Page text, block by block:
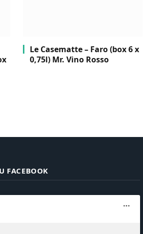
Le Casematte – Faro (box 6 x
0,75l) Mr. Vino Rosso
FACEBOOK